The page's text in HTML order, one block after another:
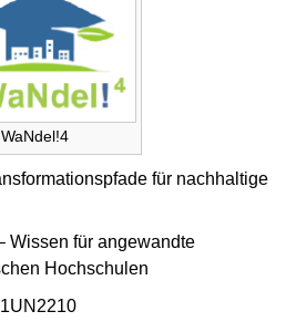
für nachhaltige
Wissen für angewandte
Hochschulen